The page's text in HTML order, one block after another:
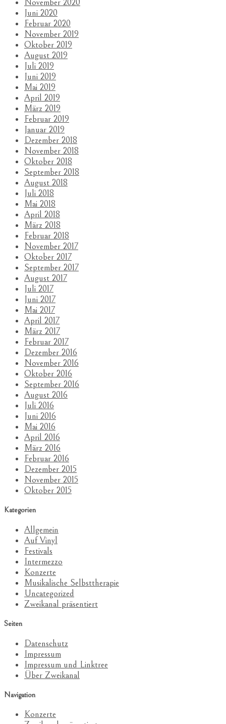
November 2020
Juni 2020
Februar 2020
November 2019
Oktober 2019
August 2019
Juli 2019
Juni 2019
Mai 2019
April 2019
März 2019
Februar 2019
Januar 2019
Dezember 2018
November 2018
Oktober 2018
September 2018
August 2018
Juli 2018
Mai 2018
April 2018
März 2018
Februar 2018
November 2017
Oktober 2017
September 2017
August 2017
Juli 2017
Juni 2017
Mai 2017
April 2017
März 2017
Februar 2017
Dezember 2016
November 2016
Oktober 2016
September 2016
August 2016
Juli 2016
Juni 2016
Mai 2016
April 2016
März 2016
Februar 2016
Dezember 2015
November 2015
Oktober 2015
Kategorien
Allgemein
Auf Vinyl
Festivals
Intermezzo
Konzerte
Musikalische Selbsttherapie
Uncategorized
Zweikanal präsentiert
Seiten
Datenschutz
Impressum
Impressum und Linktree
Über Zweikanal
Navigation
Konzerte